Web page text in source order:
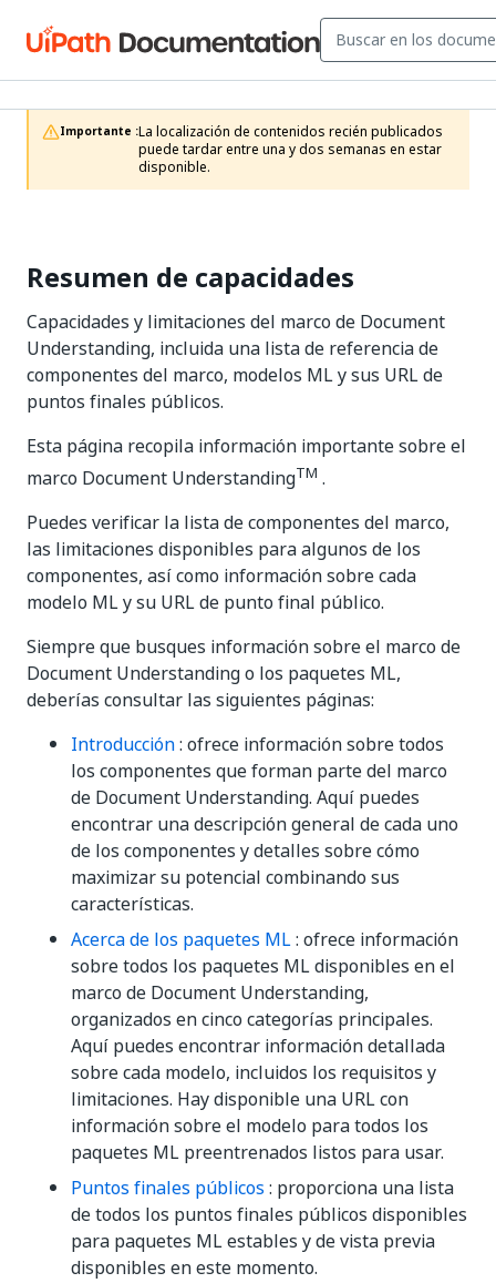
Importante :La localización de contenidos recién publicados
puede tardar entre una y dos semanas en estar
disponible.
Resumen de capacidades
Capacidades y limitaciones del marco de Document
Understanding, incluida una lista de referencia de
componentes del marco, modelos ML y sus URL de
puntos finales públicos.
Esta página recopila información importante sobre el
marco Document UnderstandingTM .
Puedes verificar la lista de componentes del marco,
las limitaciones disponibles para algunos de los
componentes, así como información sobre cada
modelo ML y su URL de punto final público.
Siempre que busques información sobre el marco de
Document Understanding o los paquetes ML,
deberías consultar las siguientes páginas:
Introducción: ofrece información sobre todos
los componentes que forman parte del marco
de Document Understanding. Aquí puedes
encontrar una descripción general de cada uno
de los componentes y detalles sobre cómo
maximizar su potencial combinando sus
características.
Acerca de los paquetes ML: ofrece información
sobre todos los paquetes ML disponibles en el
marco de Document Understanding,
organizados en cinco categorías principales.
Aquí puedes encontrar información detallada
sobre cada modelo, incluidos los requisitos y
limitaciones. Hay disponible una URL con
información sobre el modelo para todos los
paquetes ML preentrenados listos para usar.
Puntos finales públicos : proporciona una lista
de todos los puntos finales públicos disponibles
para paquetes ML estables y de vista previa
disponibles en este momento.